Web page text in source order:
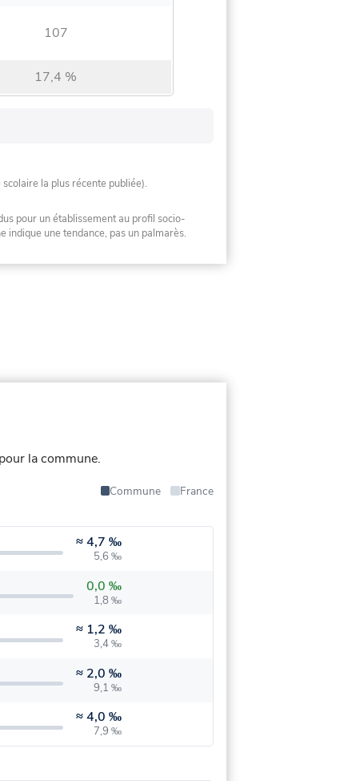
107
17,4 %
la plus récente publiée).
pour un établissement au profil socio-
une tendance, pas un palmarès.
la commune.
Commune
France
≈4,7 ‰
5,6 ‰
0,0 ‰
1,8 ‰
≈ 1,2 ‰
3,4 ‰
≈ 2,0 ‰
9,1 ‰
≈4,0 ‰
7,9 ‰